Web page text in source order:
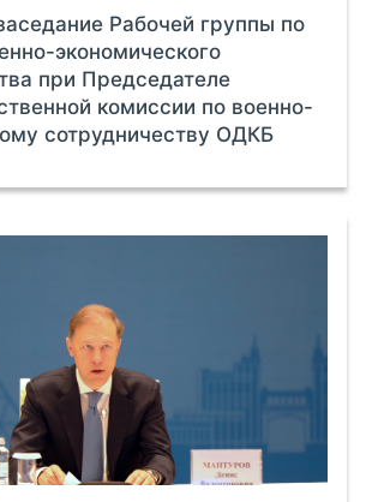
Рабочей группы по
экономического
при Председателе
комиссии по военно-
сотрудничеству ОДКБ